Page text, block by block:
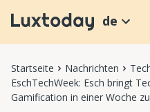
de
Startseite Nachrichten
EschTechWeek: Esch bringt
Gamification in einer Woche